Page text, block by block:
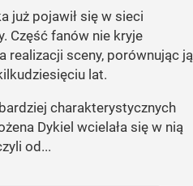
już pojawił się w sieci
Część fanów nie kryje
realizacji sceny, porównując ją
lat.
charakterystycznych
Dykiel wcielała się w nią
od...